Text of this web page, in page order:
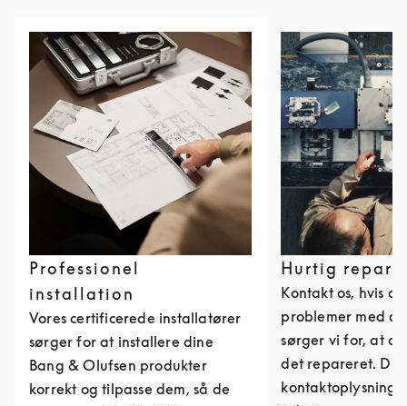
Professionel
installation
Vores certificerede installatører
sørger for at installere dine
Bang & Olufsen produkter
korrekt og tilpasse dem, så de
Hurtig
Kontakt os, hvis
problemer med
sørger vi for, at
det repareret. Du